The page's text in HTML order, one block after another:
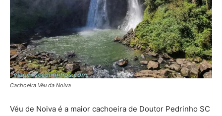
Cachoeira Véu da Noiva
Véu de Noiva é a maior cachoeira de Doutor Pedrinho SC